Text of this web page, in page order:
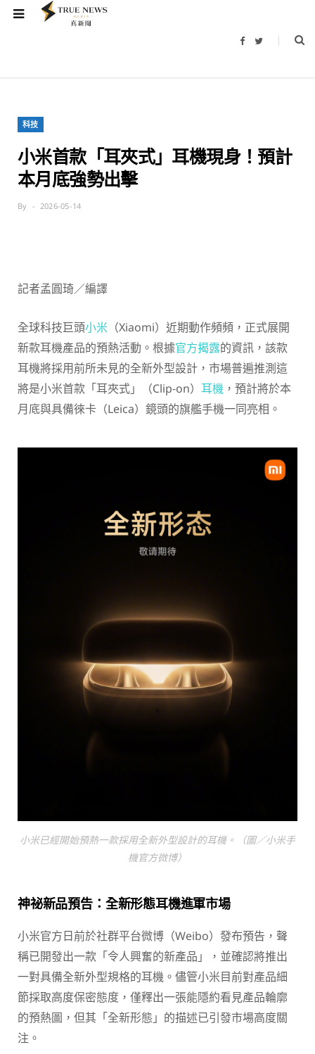
F
b
T
t
科技
小米首款「耳夾式」耳機現身！預計
本月底強勢出擊
By 2026-05-14
記者孟圓琦／編譯
全球科技巨頭小米 （Xiaomi）近期動作頻頻，正式展開
新款耳機產品的預熱活動。根據官方揭露的資訊，該款
耳機將採用前所未見的全新外型設計，市場普遍推測這
將是小米首款「耳夾式」（Clip-on） 耳機 ，預計將於本
月底與具備徠卡（Leica）鏡頭的旗艦手機一同亮相。
小米已經開始預熱一款採用全新外型設計的耳機。（圖／小米手
機官方微博）
神祕新品預告：全新形態耳機進軍市場
小米官方日前於社群平台微博（Weibo）發布預告，聲
稱已開發出一款「令人興奮的新產品」，並確認將推出
一對具備全新外型規格的耳機。儘管小米目前對產品細
節採取高度保密態度，僅釋出一張能隱約看見產品輪廓
的預熱圖，但其「全新形態」的描述已引發市場高度關
注。